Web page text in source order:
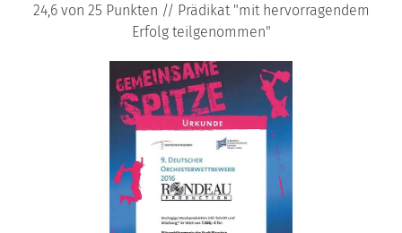
24,6 von 25 Punkten // Prädikat "mit hervorragendem
Erfolg teilgenommen"